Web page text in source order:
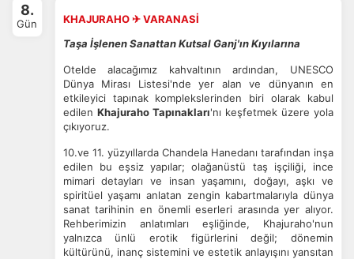
Tercihleri Kaydet
8.
Gün
KHAJURAHO ✈ VARANASİ
Taşa İşlenen Sanattan Kutsal Ganj'ın Kıyılarına
Otelde alacağımız kahvaltının ardından, UNESCO
Dünya Mirası Listesi'nde yer alan ve dünyanın en
etkileyici tapınak komplekslerinden biri olarak kabul
edilen Khajuraho Tapınakları'nı keşfetmek üzere yola
çıkıyoruz.
10.ve 11. yüzyıllarda Chandela Hanedanı tarafından inşa
edilen bu eşsiz yapılar; olağanüstü taş işçiliği, ince
mimari detayları ve insan yaşamını, doğayı, aşkı ve
spiritüel yaşamı anlatan zengin kabartmalarıyla dünya
sanat tarihinin en önemli eserleri arasında yer alıyor.
Rehberimizin anlatımları eşliğinde, Khajuraho'nun
yalnızca ünlü erotik figürlerini değil; dönemin
kültürünü, inanç sistemini ve estetik anlayışını yansıtan